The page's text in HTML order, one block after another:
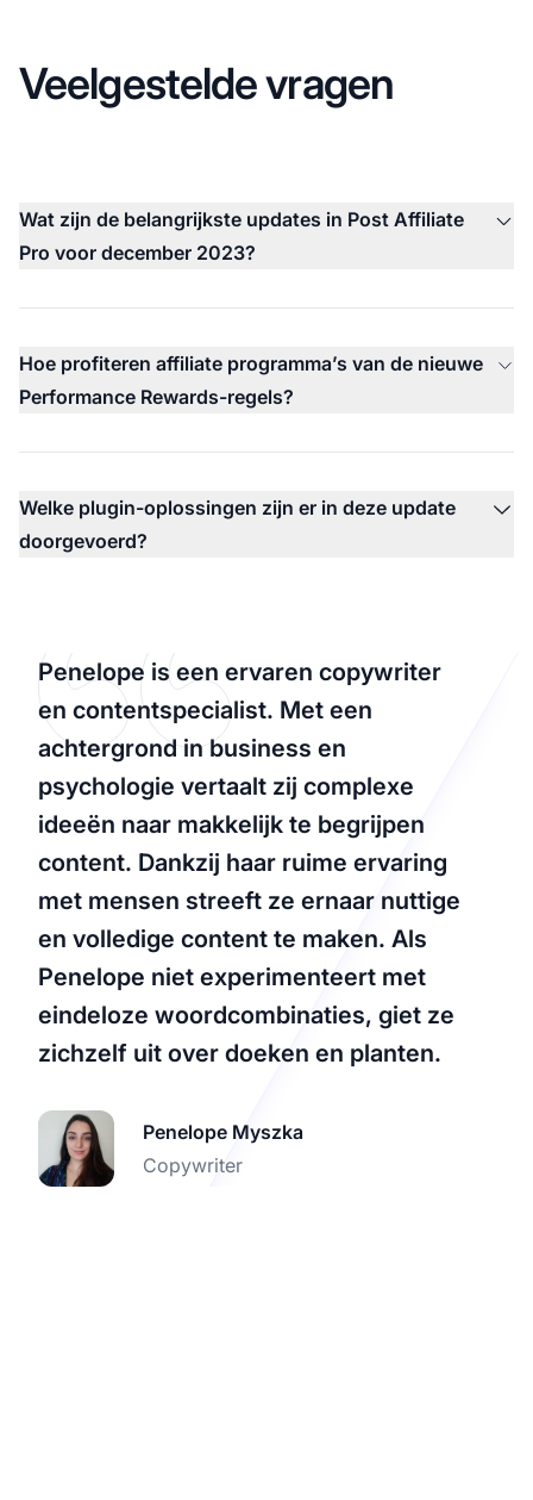
Veelgestelde vragen
Wat zijn de belangrijkste updates in Post Affiliate
Pro voor december 2023?
Hoe profiteren affiliate programma’s van de nieuwe
Performance Rewards-regels?
Welke plugin-oplossingen zijn er in deze update
doorgevoerd?
Penelope is een ervaren copywriter
en contentspecialist. Met een
achtergrond in business en
psychologie vertaalt zij complexe
ideeën naar makkelijk te begrijpen
content. Dankzij haar ruime ervaring
met mensen streeft ze ernaar nuttige
en volledige content te maken. Als
Penelope niet experimenteert met
eindeloze woordcombinaties, giet ze
zichzelf uit over doeken en planten.
Penelope Myszka
Copywriter